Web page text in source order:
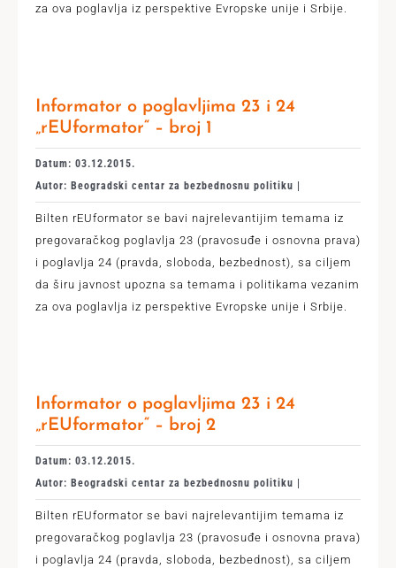
za ova poglavlja iz perspektive Evropske unije i Srbije.
Informator o poglavljima 23 i 24
„rEUformator“ – broj 1
Datum: 03.12.2015.
Autor: Beogradski centar za bezbednosnu politiku |
Bilten rEUformator se bavi najrelevantijim temama iz
pregovaračkog poglavlja 23 (pravosuđe i osnovna prava)
i poglavlja 24 (pravda, sloboda, bezbednost), sa ciljem
da širu javnost upozna sa temama i politikama vezanim
za ova poglavlja iz perspektive Evropske unije i Srbije.
Informator o poglavljima 23 i 24
„rEUformator“ – broj 2
Datum: 03.12.2015.
Autor: Beogradski centar za bezbednosnu politiku |
Bilten rEUformator se bavi najrelevantijim temama iz
pregovaračkog poglavlja 23 (pravosuđe i osnovna prava)
i poglavlja 24 (pravda, sloboda, bezbednost), sa ciljem